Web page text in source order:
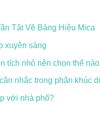
Tật Về Bảng Hiệu Mica
xuyên sáng
tích nhỏ nên chọn thế nào
nhắc trong phân khúc
với nhà phố?